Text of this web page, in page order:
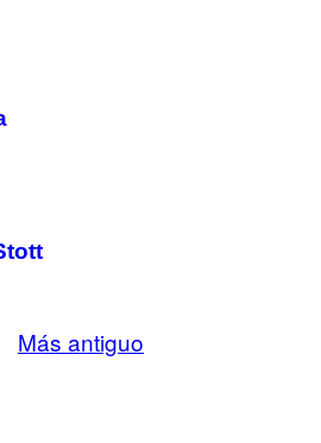
Más antiguo